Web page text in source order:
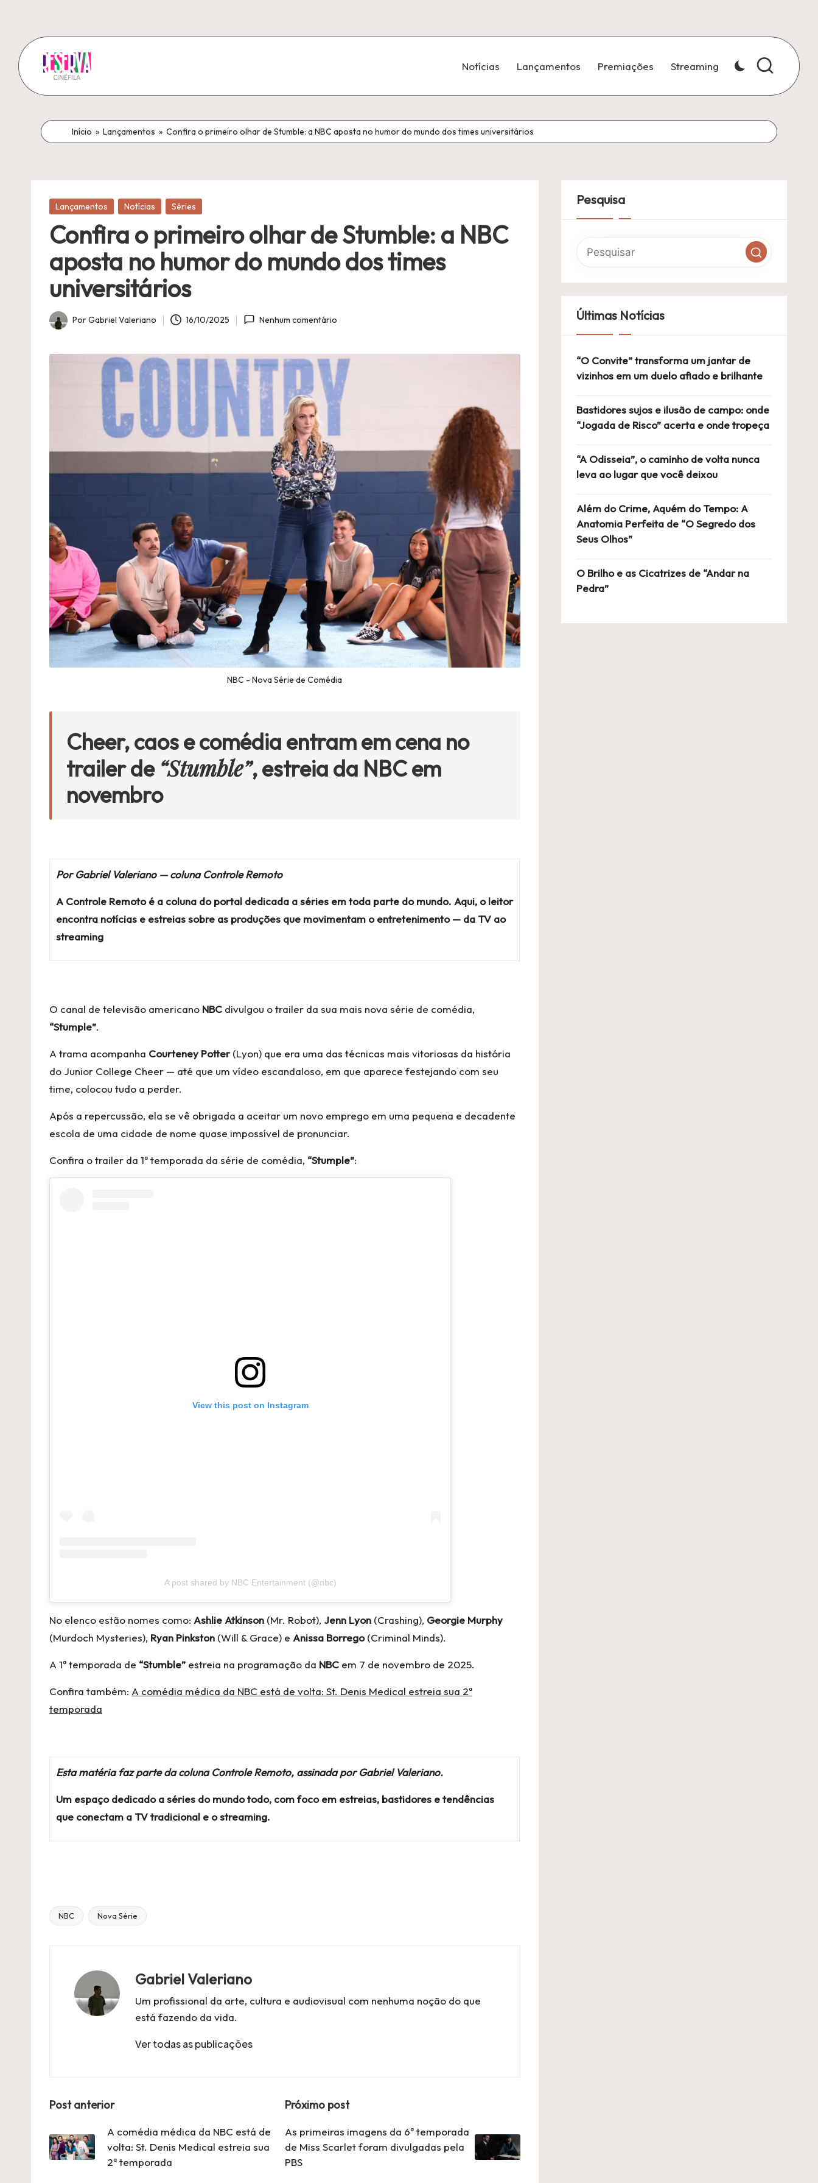
para
conteúdo R
e
s
e
r
v
a
C
n
é
fonte
de
sobre
sétima
arte!
Notícias Lançamentos Premiações Streaming
Início » Lançamentos » Confira o primeiro olhar de Stumble: a NBC aposta no humor do mundo dos times universitários
Publicado
Lançamentos Notícias Séries
Confira o primeiro olhar de Stumble: a NBC
aposta no humor do mundo dos times
universitários
Publicado
PorGabriel Valeriano 16/10/2025 Nenhum comentário
NBC - Nova Série de Comédia
Cheer, caos e comédia entram em cena no
trailer de “Stumble”, estreia da NBC em
novembro
Por Gabriel Valeriano — coluna Controle Remoto
A Controle Remoto é a coluna do portal dedicada a séries em toda parte do mundo. Aqui, o leitor
encontra notícias e estreias sobre as produções que movimentam o entretenimento — da TV ao
streaming
O canal de televisão americano NBC divulgou o trailer da sua mais nova série de comédia,
“Stumple”.
A trama acompanha Courteney Potter(Lyon) que era uma das técnicas mais vitoriosas da história
do Junior College Cheer — até que um vídeo escandaloso, em que aparece festejando com seu
time, colocou tudo a perder.
Após a repercussão, ela se vê obrigada a aceitar um novo emprego em uma pequena e decadente
escola de uma cidade de nome quase impossível de pronunciar.
Confira o trailer da 1ª temporada da série de comédia, “Stumple”:
View this post on Instagram
A post shared by NBC Entertainment (@nbc)
No elenco estão nomes como: Ashlie Atkinson (Mr. Robot), Jenn Lyon (Crashing), Georgie Murphy
(Murdoch Mysteries), Ryan Pinkston (Will & Grace) e Anissa Borrego(Criminal Minds).
A 1ª temporada de “Stumble” estreia na programação da NBC em 7 de novembro de 2025.
Confira também: A comédia médica da NBC está de volta: St. Denis Medical estreia sua 2ª
temporada
Esta matéria faz parte da coluna Controle Remoto, assinada por Gabriel Valeriano.
Um espaço dedicado a séries do mundo todo, com foco em estreias, bastidores e tendências
que conectam a TV tradicional e o streaming.
Título
NBC Nova Série
Gabriel Valeriano
Um profissional da arte, cultura e audiovisual com nenhuma noção do que
está fazendo da vida.
Ver todas as publicações
Navegação
Postal
Post anterior
A comédia médica da NBC está de
volta: St. Denis Medical estreia sua
2ª temporada
Próximo post
As primeiras imagens da 6ª temporada
de Miss Scarlet foram divulgadas pela
PBS
Pesquisa
Últimas Notícias
“O Convite” transforma um jantar de
vizinhos em um duelo afiado e brilhante
Bastidores sujos e ilusão de campo: onde
“Jogada de Risco” acerta e onde tropeça
“A Odisseia”, o caminho de volta nunca
leva ao lugar que você deixou
Além do Crime, Aquém do Tempo: A
Anatomia Perfeita de “O Segredo dos
Seus Olhos”
O Brilho e as Cicatrizes de “Andar na
Pedra”